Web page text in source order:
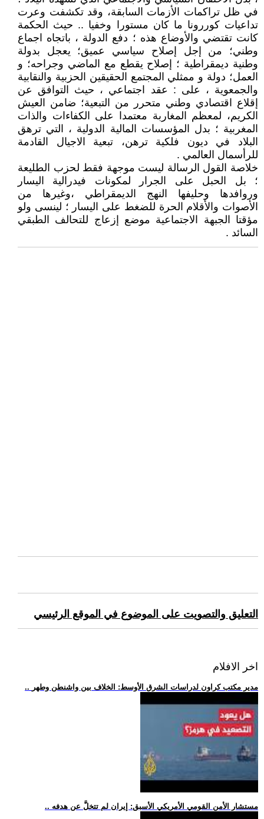
في ظل تراكمات الأزمات السابقة، وقد تكشفت وعرت
تداعيات كوررونا ما كان مستورا وخفيا .. حيث الحكمة
كانت تقتضي والأوضاع هذه ؛ دفع الدولة ، باتجاه اجماع
وطني؛ من إجل إصلاح سياسي عميق؛ يعجل بدولة
وطنية ديمقراطية ؛ إصلاح يقطع مع الماضي وجراحه؛ و
العمل؛ دولة و ممثلي المجتمع الحقيقين الحزبية والنقابية
والجمعوية ، على : عقد اجتماعي ، حيث التوافق عن
إقلاع اقتصادي وطني متحرر من التبعية؛ ضامن العيش
الكريم، لمعظم المغاربة معتمدا على الكفاءات والذات
المغربية ؛ بدل المؤسسات المالية الدولية ، التي ترهق
البلاد في ديون فلكية ترهن، تبعية الاجيال القادمة
للرأسمال العالمي .
خلاصة القول الرسالة ليست موجهة فقط لحزب الطليعة
؛ بل الحبل على الجرار لمكونات فيدرالية اليسار
وروافدها وحليفها النهج الديمقراطي ،وغيرها من
الأصوات والأقلام الحرة للضغط على اليسار ؛ لينسى ولو
مؤقتا الجبهة الاجتماعية موضع إزعاج للتحالف الطبقي
السائد .
التعليق والتصويت على الموضوع في الموقع الرئيسي
اخر الافلام
.. مدير مكتب كراون لدراسات الشرق الأوسط: الخلاف بين واشنطن وطهر
.. مستشار الأمن القومي الأمريكي الأسبق: إيران لم تتخلَّ عن هدفه